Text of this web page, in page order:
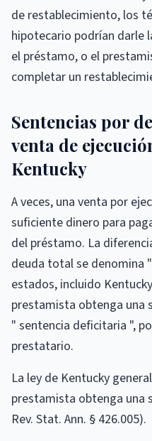
de restablecimiento, los
hipotecario podrían darle
el préstamo, o el
completar un
Sentencias por
venta de
Kentucky
A veces, una venta por
suficiente dinero para
del préstamo. La
deuda total se denomina
estados, incluido
prestamista obtenga una
" sentencia deficitaria ",
prestatario.
La ley de Kentucky
prestamista obtenga una
Rev. Stat. Ann. § 426.005).